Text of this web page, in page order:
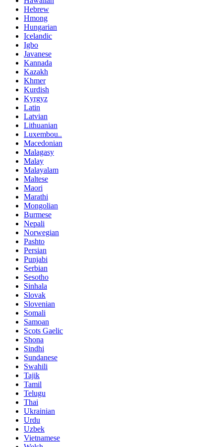
Hebrew
Hmong
Hungarian
Icelandic
Igbo
Javanese
Kannada
Kazakh
Khmer
Kurdish
Kyrgyz
Latin
Latvian
Lithuanian
Luxembou..
Macedonian
Malagasy
Malay
Malayalam
Maltese
Maori
Marathi
Mongolian
Burmese
Nepali
Norwegian
Pashto
Persian
Punjabi
Serbian
Sesotho
Sinhala
Slovak
Slovenian
Somali
Samoan
Scots Gaelic
Shona
Sindhi
Sundanese
Swahili
Tajik
Tamil
Telugu
Thai
Ukrainian
Urdu
Uzbek
Vietnamese